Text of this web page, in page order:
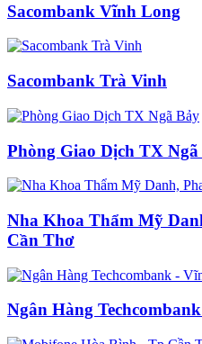
Sacombank Vĩnh Long
Sacombank Trà Vinh
Phòng Giao Dịch TX
Nha Khoa Thẩm Mỹ
Cần Thơ
Ngân Hàng